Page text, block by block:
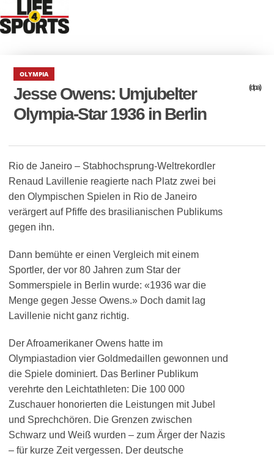
OLYMPIA
Jesse Owens: Umjubelter
Olympia-Star 1936 in Berlin
(dpa)
Rio de Janeiro – Stabhochsprung-Weltrekordler
Renaud Lavillenie reagierte nach Platz zwei bei
den Olympischen Spielen in Rio de Janeiro
verärgert auf Pfiffe des brasilianischen Publikums
gegen ihn.
Dann bemühte er einen Vergleich mit einem
Sportler, der vor 80 Jahren zum Star der
Sommerspiele in Berlin wurde: «1936 war die
Menge gegen Jesse Owens.» Doch damit lag
Lavillenie nicht ganz richtig.
Der Afroamerikaner Owens hatte im
Olympiastadion vier Goldmedaillen gewonnen und
die Spiele dominiert. Das Berliner Publikum
verehrte den Leichtathleten: Die 100 000
Zuschauer honorierten die Leistungen mit Jubel
und Sprechchören. Die Grenzen zwischen
Schwarz und Weiß wurden – zum Ärger der Nazis
– für kurze Zeit vergessen. Der deutsche